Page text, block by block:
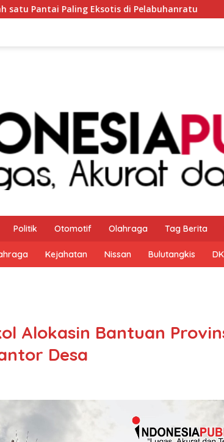
Pelabuhanratu Diduga Langgar
Politik Otomotif Olahraga Tag Berita
Kejahatan Nissan Bulutangkis
Alokasin Bantuan
Desa